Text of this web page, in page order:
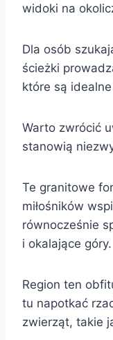
widoki na
Dla osób
ścieżki
które są
Warto zwrócić
stanowią
Te granitowe
miłośników
równocześnie
i okalające góry.
Region ten
tu napotkać
zwierząt, takie